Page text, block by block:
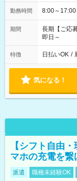
勤務時間
期間
長期【ご応
即日～
特徴 日払いOK /
気になる！
【シフト自由
マホの充電を繋
派遣 職種未経験OK